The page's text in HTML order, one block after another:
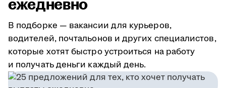
ежедневно
В подборке — вакансии для курьеров,
водителей, почтальонов и других специалистов,
которые хотят быстро устроиться на работу
и получать деньги каждый день.